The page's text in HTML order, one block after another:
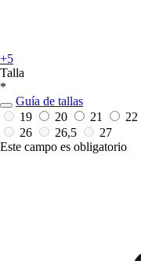
+5
Talla
*
Guía de tallas
19
20 21 22
26
26,5
27
Este campo es obligatorio